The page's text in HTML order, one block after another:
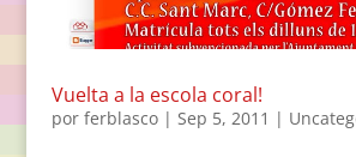
Vuelta a la escola coral!
por ferblasco| Sep 5, 2011 |